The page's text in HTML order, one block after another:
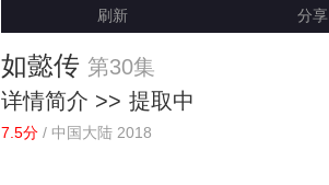
刷新 分享
如懿传 第30集
详情简介 >> 提取中
7.5分 / 中国大陆 2018